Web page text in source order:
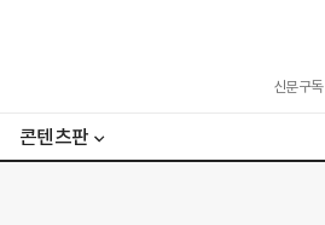
신문구독
콘텐츠판